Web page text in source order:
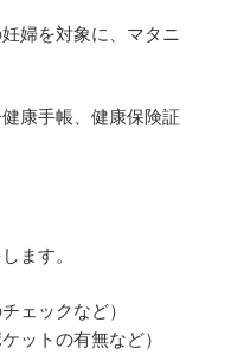
婦を対象に、マタニ
康手帳、健康保険証
ます。
ェックなど）
ットの有無など）